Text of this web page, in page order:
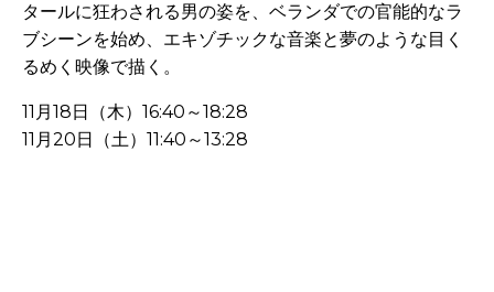
タールに狂わされる男の姿を、ベランダでの官能的なラ
ブシーンを始め、エキゾチックな音楽と夢のような目く
るめく映像で描く。
11月18日（木）16:40～18:28
11月20日（土）11:40～13:28